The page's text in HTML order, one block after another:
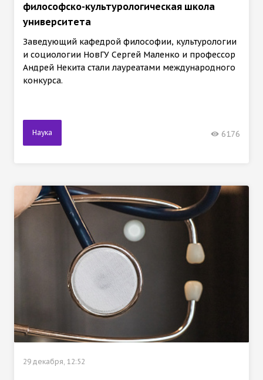
философско-культурологическая школа
университета
Заведующий кафедрой философии, культурологии
и социологии НовГУ Сергей Маленко и профессор
Андрей Некита стали лауреатами международного
конкурса.
Наука 6176
29 декабря, 12:52